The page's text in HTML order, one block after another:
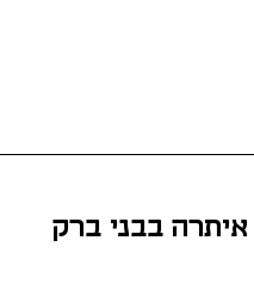
בבני ברק